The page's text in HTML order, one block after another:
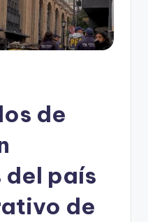
de
del país
de